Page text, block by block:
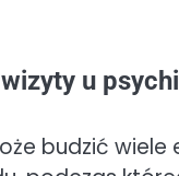
u
budzić